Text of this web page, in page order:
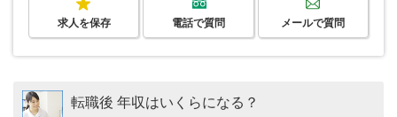
求人を保存 電話で質問 メールで質問
転職後 年収はいくらになる？